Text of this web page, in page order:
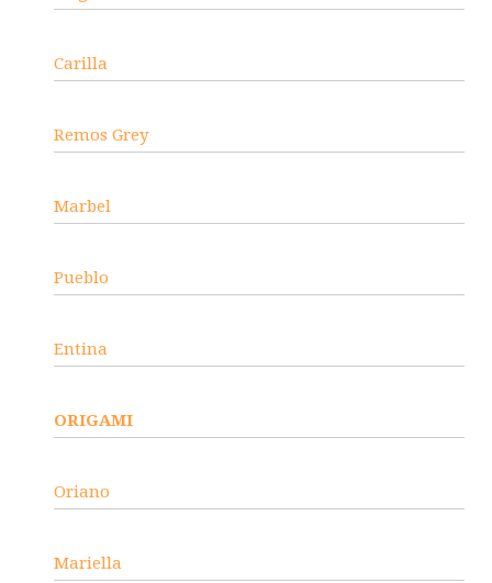
Carilla
Remos Grey
Marbel
Pueblo
Entina
ORIGAMI
Oriano
Mariella